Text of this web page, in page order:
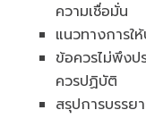
ความเชื่อมั่น
แนวทางการใ
ข้อควรไม่พึงป
ควรปฏิบัติ
สรุปการบรรย